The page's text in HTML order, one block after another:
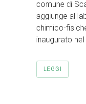
comune di
aggiunge al
chimico-
inaugurato nel
LEGGI